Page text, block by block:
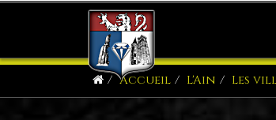
Accueil L'Ain Les